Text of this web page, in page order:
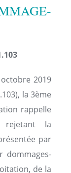
2019
la 3ème
rappelle
rejetant la
par
dommages-
de la